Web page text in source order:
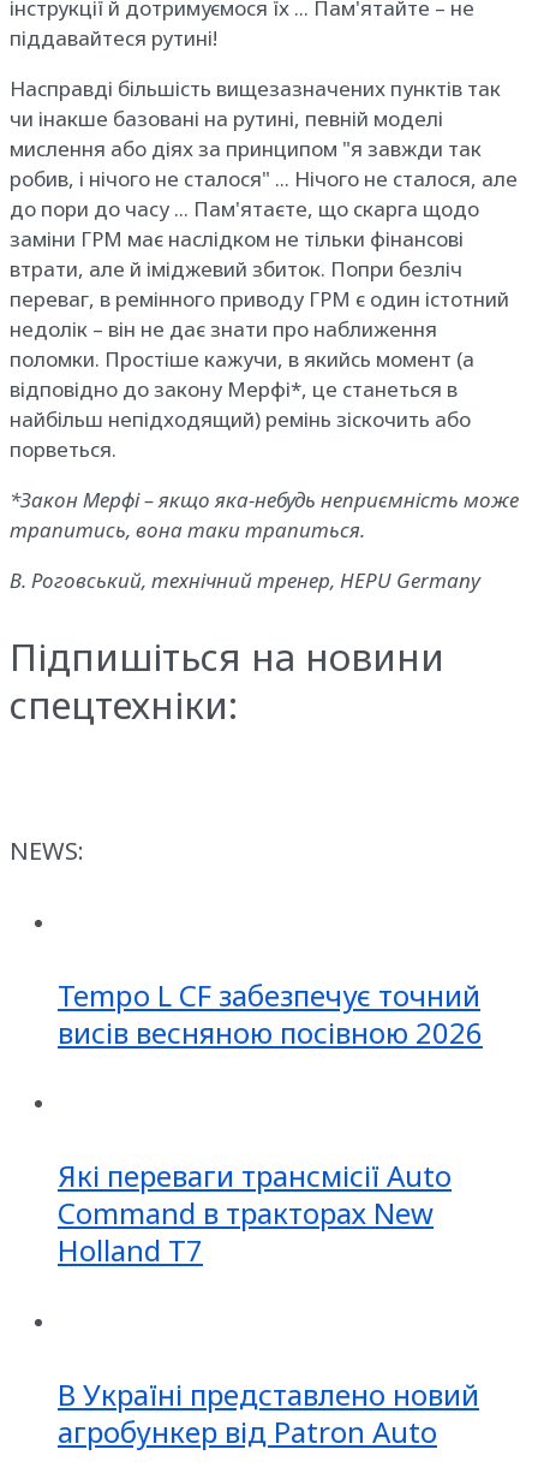
інструкції й дотримуємося їх ... Пам'ятайте – не
піддавайтеся рутині!
Насправді більшість вищезазначених пунктів так
чи інакше базовані на рутині, певній моделі
мислення або діях за принципом "я завжди так
робив, і нічого не сталося" ... Нічого не сталося, але
до пори до часу ... Пам'ятаєте, що скарга щодо
заміни ГРМ має наслідком не тільки фінансові
втрати, але й іміджевий збиток. Попри безліч
переваг, в ремінного приводу ГРМ є один істотний
недолік – він не дає знати про наближення
поломки. Простіше кажучи, в якийсь момент (а
відповідно до закону Мерфі*, це станеться в
найбільш непідходящий) ремінь зіскочить або
порветься.
*Закон Мерфі – якщо яка-небудь неприємність може
трапитись, вона таки трапиться.
В. Роговський, технічний тренер, HEPU Germany
Підпишіться на новини
спецтехніки:
NEWS:
Tempo L CF забезпечує точний
висів весняною посівною 2026
Які переваги трансмісії Auto
Command в тракторах New
Holland T7
В Україні представлено новий
агробункер від Patron Auto